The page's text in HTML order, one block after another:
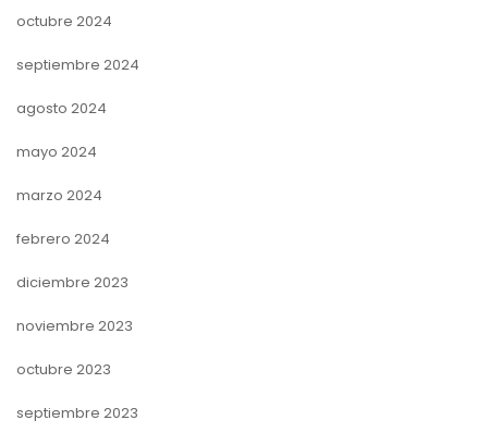
octubre 2024
septiembre 2024
agosto 2024
mayo 2024
marzo 2024
febrero 2024
diciembre 2023
noviembre 2023
octubre 2023
septiembre 2023